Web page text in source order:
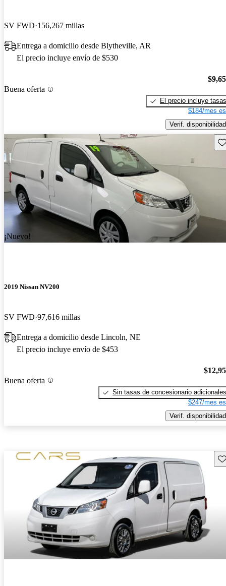
SV FWD 156,267 millas
Entrega a domicilio desde Blytheville, AR
El precio incluye envío de $530
Buena oferta
El precio incluye tasas
$184/mes
Verif. disponibilidad
¡Nuevo!
2019 Nissan NV200
SV FWD 97,616 millas
Entrega a domicilio desde Lincoln, NE
El precio incluye envío de $453
Buena oferta
Sin tasas de concesionario adicionales
$247/mes
Verif. disponibilidad